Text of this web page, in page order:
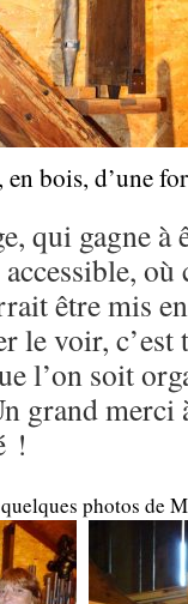
bois, d’une
qui gagne
où
être mis
le voir, c’est
l’on soit
grand merci
!
photos de